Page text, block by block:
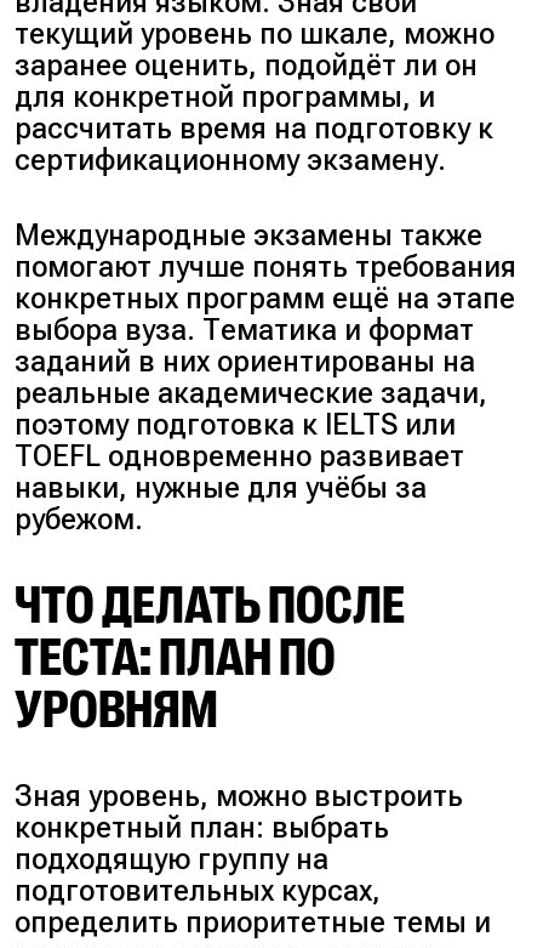
текущий уровень по шкале, можно
заранее оценить, подойдёт ли он
для конкретной программы, и
рассчитать время на подготовку к
сертификационному экзамену.
Международные экзамены также
помогают лучше понять требования
конкретных программ ещё на этапе
выбора вуза. Тематика и формат
заданий в них ориентированы на
реальные академические задачи,
поэтому подготовка к IELTS или
TOEFL одновременно развивает
навыки, нужные для учёбы за
рубежом.
ЧТО ДЕЛАТЬ ПОСЛЕ
ТЕСТА: ПЛАН ПО
УРОВНЯМ
Зная уровень, можно выстроить
конкретный план: выбрать
подходящую группу на
подготовительных курсах,
определить приоритетные темы и